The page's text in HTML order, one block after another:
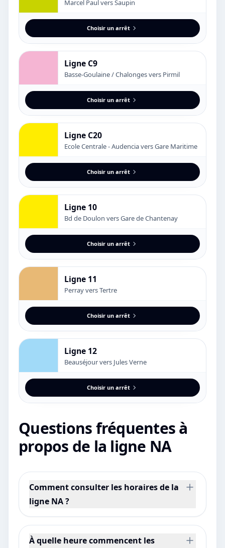
Marcel Paul vers Saupin
Choisir un arrêt
Ligne C9
Basse-Goulaine / Chalonges vers Pirmil
Choisir un arrêt
Ligne C20
Ecole Centrale - Audencia vers Gare Maritime
Choisir un arrêt
Ligne 10
Bd de Doulon vers Gare de Chantenay
Choisir un arrêt
Ligne 11
Perray vers Tertre
Choisir un arrêt
Ligne 12
Beauséjour vers Jules Verne
Choisir un arrêt
Questions fréquentes à
propos de la ligne NA
Comment consulter les horaires de la
ligne NA ?
À quelle heure commencent les